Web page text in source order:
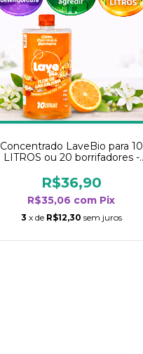
Concentrado LaveBio para 10
LITROS ou 20 borrifadores -
- Flor de Laranjeira
R$36,90
R$35,06 com Pix
3 x de R$12,30 sem juros